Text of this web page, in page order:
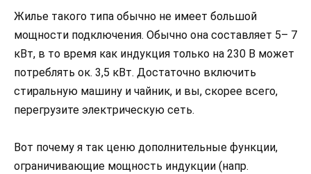
Жилье такого типа обычно не имеет большой
мощности подключения. Обычно она составляет 5– 7
кВт, в то время как индукция только на 230 В может
потреблять ок. 3,5 кВт. Достаточно включить
стиральную машину и чайник, и вы, скорее всего,
перегрузите электрическую сеть.
Вот почему я так ценю дополнительные функции,
ограничивающие мощность индукции (напр.